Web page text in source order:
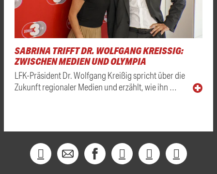
SABRINA TRIFFT DR. WOLFGANG KREISSIG: Z
WISCHEN MEDIEN UND OLYMPIA
LFK-Präsident Dr. Wolfgang Kreißig spricht über die
Zukunft regionaler Medien und erzählt, wie ihn …